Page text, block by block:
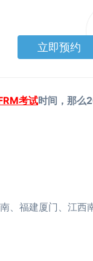
立即预约
考试时间，那么
、福建厦门、江西